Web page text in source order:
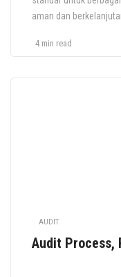
aman dan
membahas audit ISO,
4 min read
AUDIT
Audit Process,